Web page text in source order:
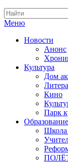
Меню
Новости
Анонс
Культура
Дом
Кино
Парк
Образование
Школа
ПОЛЁТ